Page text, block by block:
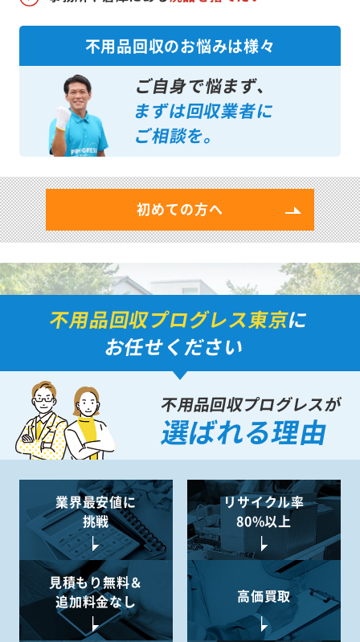
不用品回収のお悩みは様々
ご自身で悩まず、
まずは回収業者に
ご相談を。
初めての方へ
不用品回収プログレス東京に
お任せください
不用品回収プログレスが
選ばれる理由
業界最安値に
挑戦
リサイクル率
80%以上
見積もり無料＆
追加料金なし
高価買取